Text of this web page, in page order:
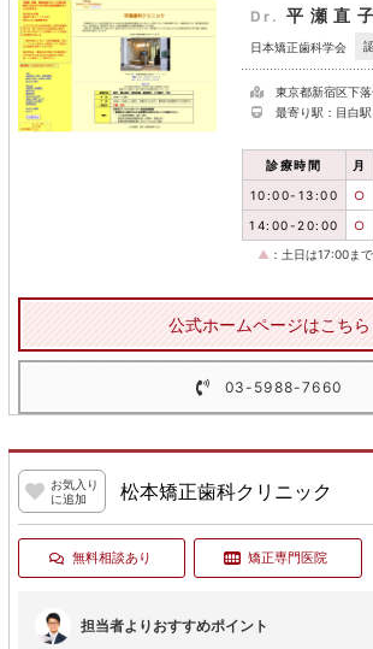
Dr. 平瀬直子
日本矯正歯科学会
東京都新宿区下
最寄り駅：目白駅
診療時間 月
10:00-13:00 ○
14:00-20:00 ○
▲ ：土日は17:00まで
公式ホームページはこちら
03-5988-7660
お気入り
に追加
松本矯正歯科クリニック
無料相談あり 矯正専門医院
担当者よりおすすめポイント